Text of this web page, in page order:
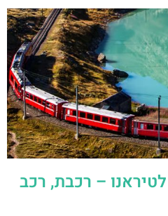
– רכבת, רכב